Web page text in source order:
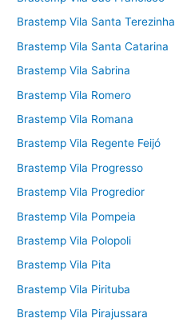
Brastemp Vila Santa Terezinha
Brastemp Vila Santa Catarina
Brastemp Vila Sabrina
Brastemp Vila Romero
Brastemp Vila Romana
Brastemp Vila Regente Feijó
Brastemp Vila Progresso
Brastemp Vila Progredior
Brastemp Vila Pompeia
Brastemp Vila Polopoli
Brastemp Vila Pita
Brastemp Vila Pirituba
Brastemp Vila Pirajussara